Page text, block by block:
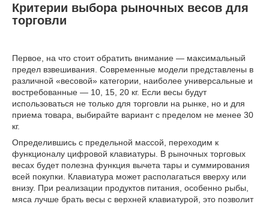
Критерии выбора рыночных весов для
торговли
Первое, на что стоит обратить внимание — максимальный
предел взвешивания. Современные модели представлены в
различной «весовой» категории, наиболее универсальные и
востребованные — 10, 15, 20 кг. Если весы будут
использоваться не только для торговли на рынке, но и для
приема товара, выбирайте вариант с пределом не менее 30
кг.
Определившись с предельной массой, переходим к
функционалу цифровой клавиатуры. В рыночных торговых
весах будет полезна функция вычета тары и суммирования
всей покупки. Клавиатура может располагаться вверху или
внизу. При реализации продуктов питания, особенно рыбы,
мяса лучше брать весы с верхней клавиатурой, это позволит